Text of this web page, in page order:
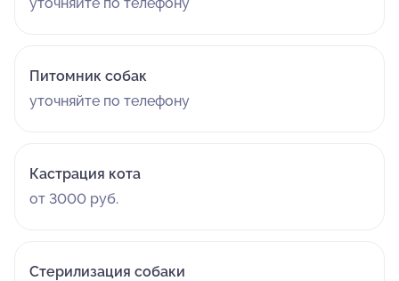
Питомник собак
уточняйте по телефону
Кастрация кота
от 3000 руб.
Стерилизация собаки